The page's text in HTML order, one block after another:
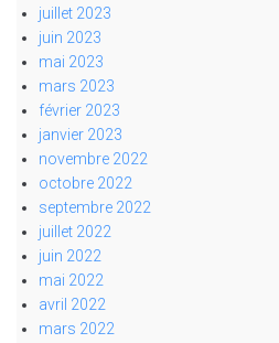
juillet 2023
juin 2023
mai 2023
mars 2023
février 2023
janvier 2023
novembre 2022
octobre 2022
septembre 2022
juillet 2022
juin 2022
mai 2022
avril 2022
mars 2022